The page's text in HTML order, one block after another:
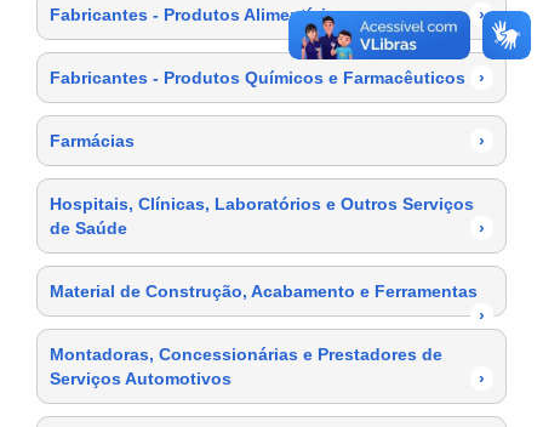
Fabricantes - Produtos Alimentícios ›
Fabricantes - Produtos Químicos e Farmacêuticos ›
Farmácias ›
Hospitais, Clínicas, Laboratórios e Outros Serviços
de Saúde
›
Material de Construção, Acabamento e Ferramentas
›
Montadoras, Concessionárias e Prestadores de
Serviços Automotivos
›